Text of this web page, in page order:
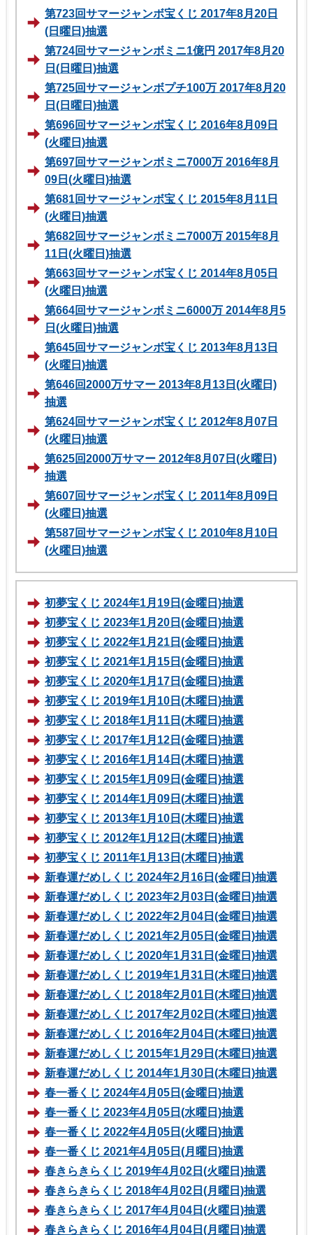
第723回サマージャンボ宝くじ 2017年8月20日
(日曜日)抽選
第724回サマージャンボミニ1億円 2017年8月20
日(日曜日)抽選
第725回サマージャンボプチ100万 2017年8月20
日(日曜日)抽選
第696回サマージャンボ宝くじ 2016年8月09日
(火曜日)抽選
第697回サマージャンボミニ7000万 2016年8月
09日(火曜日)抽選
第681回サマージャンボ宝くじ 2015年8月11日
(火曜日)抽選
第682回サマージャンボミニ7000万 2015年8月
11日(火曜日)抽選
第663回サマージャンボ宝くじ 2014年8月05日
(火曜日)抽選
第664回サマージャンボミニ6000万 2014年8月5
日(火曜日)抽選
第645回サマージャンボ宝くじ 2013年8月13日
(火曜日)抽選
第646回2000万サマー 2013年8月13日(火曜日)
抽選
第624回サマージャンボ宝くじ 2012年8月07日
(火曜日)抽選
第625回2000万サマー 2012年8月07日(火曜日)
抽選
第607回サマージャンボ宝くじ 2011年8月09日
(火曜日)抽選
第587回サマージャンボ宝くじ 2010年8月10日
(火曜日)抽選
初夢宝くじ 2024年1月19日(金曜日)抽選
初夢宝くじ 2023年1月20日(金曜日)抽選
初夢宝くじ 2022年1月21日(金曜日)抽選
初夢宝くじ 2021年1月15日(金曜日)抽選
初夢宝くじ 2020年1月17日(金曜日)抽選
初夢宝くじ 2019年1月10日(木曜日)抽選
初夢宝くじ 2018年1月11日(木曜日)抽選
初夢宝くじ 2017年1月12日(金曜日)抽選
初夢宝くじ 2016年1月14日(木曜日)抽選
初夢宝くじ 2015年1月09日(金曜日)抽選
初夢宝くじ 2014年1月09日(木曜日)抽選
初夢宝くじ 2013年1月10日(木曜日)抽選
初夢宝くじ 2012年1月12日(木曜日)抽選
初夢宝くじ 2011年1月13日(木曜日)抽選
新春運だめしくじ 2024年2月16日(金曜日)抽選
新春運だめしくじ 2023年2月03日(金曜日)抽選
新春運だめしくじ 2022年2月04日(金曜日)抽選
新春運だめしくじ 2021年2月05日(金曜日)抽選
新春運だめしくじ 2020年1月31日(金曜日)抽選
新春運だめしくじ 2019年1月31日(木曜日)抽選
新春運だめしくじ 2018年2月01日(木曜日)抽選
新春運だめしくじ 2017年2月02日(木曜日)抽選
新春運だめしくじ 2016年2月04日(木曜日)抽選
新春運だめしくじ 2015年1月29日(木曜日)抽選
新春運だめしくじ 2014年1月30日(木曜日)抽選
春一番くじ 2024年4月05日(金曜日)抽選
春一番くじ 2023年4月05日(水曜日)抽選
春一番くじ 2022年4月05日(火曜日)抽選
春一番くじ 2021年4月05日(月曜日)抽選
春きらきらくじ 2019年4月02日(火曜日)抽選
春きらきらくじ 2018年4月02日(月曜日)抽選
春きらきらくじ 2017年4月04日(火曜日)抽選
春きらきらくじ 2016年4月04日(月曜日)抽選